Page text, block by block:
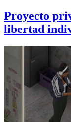
Proyecto
libertad